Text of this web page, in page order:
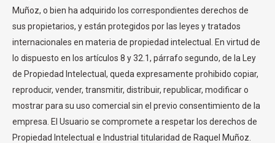
Muñoz, o bien ha adquirido los correspondientes derechos de
sus propietarios, y están protegidos por las leyes y tratados
internacionales en materia de propiedad intelectual. En virtud de
lo dispuesto en los artículos 8 y 32.1, párrafo segundo, de la Ley
de Propiedad Intelectual, queda expresamente prohibido copiar,
reproducir, vender, transmitir, distribuir, republicar, modificar o
mostrar para su uso comercial sin el previo consentimiento de la
empresa. El Usuario se compromete a respetar los derechos de
Propiedad Intelectual e Industrial titularidad de Raquel Muñoz.